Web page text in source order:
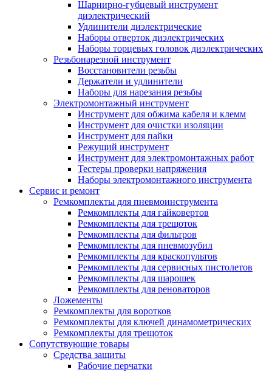
Шарнирно-губцевый инструмент
диэлектрический
Удлинители диэлектрические
Наборы отверток диэлектрических
Наборы торцевых головок диэлектрических
Резьбонарезной инструмент
Восстановители резьбы
Держатели и удлинители
Наборы для нарезания резьбы
Электромонтажный инструмент
Инструмент для обжима кабеля и клемм
Инструмент для очистки изоляции
Инструмент для пайки
Режущий инструмент
Инструмент для электромонтажных работ
Тестеры проверки напряжения
Наборы электромонтажного инструмента
Сервис и ремонт
Ремкомплекты для пневмоинструмента
Ремкомплекты для гайковертов
Ремкомплекты для трещоток
Ремкомплекты для фильтров
Ремкомплекты для пневмозубил
Ремкомплекты для краскопультов
Ремкомплекты для сервисных пистолетов
Ремкомплекты для шарошек
Ремкомплекты для реноваторов
Ложементы
Ремкомплекты для воротков
Ремкомплекты для ключей динамометрических
Ремкомплекты для трещоток
Сопутствующие товары
Средства защиты
Рабочие перчатки